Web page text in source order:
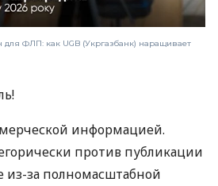
для ФЛП: как UGB (Укргазбанк) наращивает
информацией.
против публикации
из-за полномасштабной